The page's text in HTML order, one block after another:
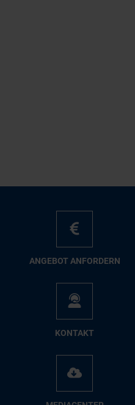
AN­GE­BOT AN­FOR­DERN
KON­TAKT